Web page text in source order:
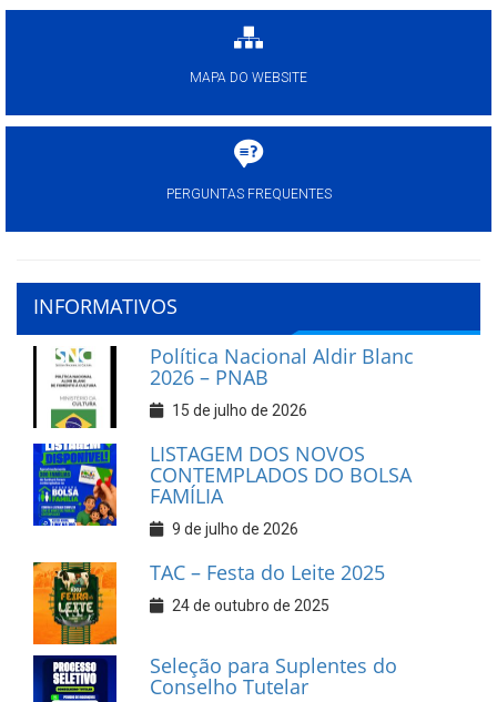
MAPA DO WEBSITE
PERGUNTAS FREQUENTES
INFORMATIVOS
Política Nacional Aldir Blanc
2026 – PNAB
15 de julho de 2026
LISTAGEM DOS NOVOS
CONTEMPLADOS DO BOLSA
FAMÍLIA
9 de julho de 2026
TAC – Festa do Leite 2025
24 de outubro de 2025
Seleção para Suplentes do
Conselho Tutelar